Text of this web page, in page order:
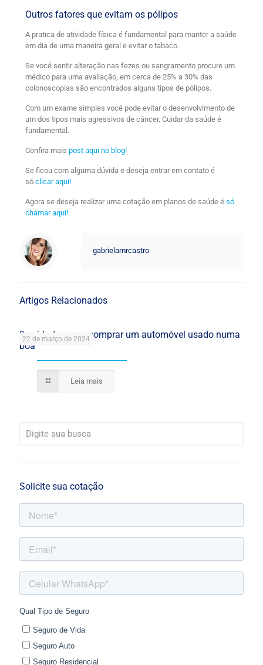
Outros fatores que evitam os pólipos
A pratica de atividade física é fundamental para manter a saúde
em dia de uma maneira geral e evitar o tabaco.
Se você sentir alteração nas fezes ou sangramento procure um
médico para uma avaliação, em cerca de 25% a 30% das
colonoscopias são encontrados alguns tipos de pólipos.
Com um exame simples você pode evitar o desenvolvimento de
um dos tipos mais agressivos de câncer. Cuidar da saúde é
fundamental.
Confira mais post aqui no blog!
Se ficou com alguma dúvida e deseja entrar em contato é
só clicar aqui!
Agora se deseja realizar uma cotação em planos de saúde é só
chamar aqui!
gabrielamrcastro
Artigos Relacionados
22 de março de 2024
9 cuidados para comprar um automóvel usado numa
boa
Leia mais
Solicite sua cotação